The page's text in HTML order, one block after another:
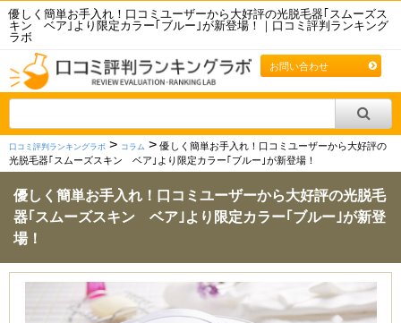
優しく簡単お手入れ！口コミユーザーから大好評の光脱毛器｢スムーズス
キン ベア｣より限定カラー｢ブルー｣が新登場！｜口コミ評判ランキング
ラボ
お問い合わせ
口コミ評判ランキングラボ > コラム >優しく簡単お手入れ！口コミユーザーから大好評の
光脱毛器｢スムーズスキン ベア｣より限定カラー｢ブルー｣が新登場！
優しく簡単お手入れ！口コミユーザーから大好評の光脱毛
器｢スムーズスキン ベア｣より限定カラー｢ブルー｣が新登
場！